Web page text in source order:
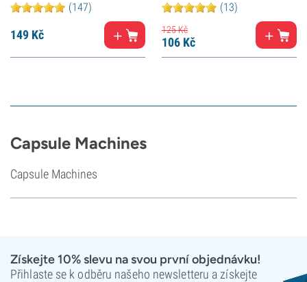
(147)
149 Kč
(13)
125Kč
106 Kč
Capsule Machines
Capsule Machines
Získejte 10% slevu na svou první objednávku!
Přihlaste se k odběru našeho newsletteru a získejte